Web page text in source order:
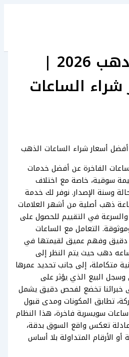
شراء ساعة دهب 2026 |
الساعات
الفاخرة عن أفضل خدمات
سوقية، خاصة مع اختلاف
وسنة الإصدار. نوفر لك خدمة
ذهب أصلية من أشهر العلامات
في التقييم للحصول على
التعامل مع الساعات
دقيق وفهم عميق لقيمتها في
دهب حيث يتم النظر إلى
متكاملة، إلى جانب تحديد عمرها
وسجل البيع الذي يؤثر على
خبرائنا تخضع لفحص دقيق يشمل
تطابق المكونات ومدى قبول
سويسرية فاخرة، هذا النظام
تعكس واقع السوق بدقة،
أو الأرقام المتداولة بلا أساس